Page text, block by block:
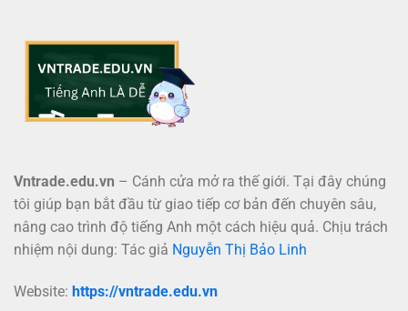
Vntrade.edu.vn – Cánh cửa mở ra thế giới. Tại đây chúng
tôi giúp bạn bắt đầu từ giao tiếp cơ bản đến chuyên sâu,
nâng cao trình độ tiếng Anh một cách hiệu quả. Chịu trách
nhiệm nội dung: Tác giả Nguyễn Thị Bảo Linh
Website: https://vntrade.edu.vn